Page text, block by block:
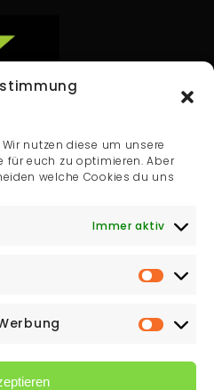
nutzen diese um unsere
für euch zu optimieren. Aber
welche Cookies du uns
Immer aktiv
GmbH